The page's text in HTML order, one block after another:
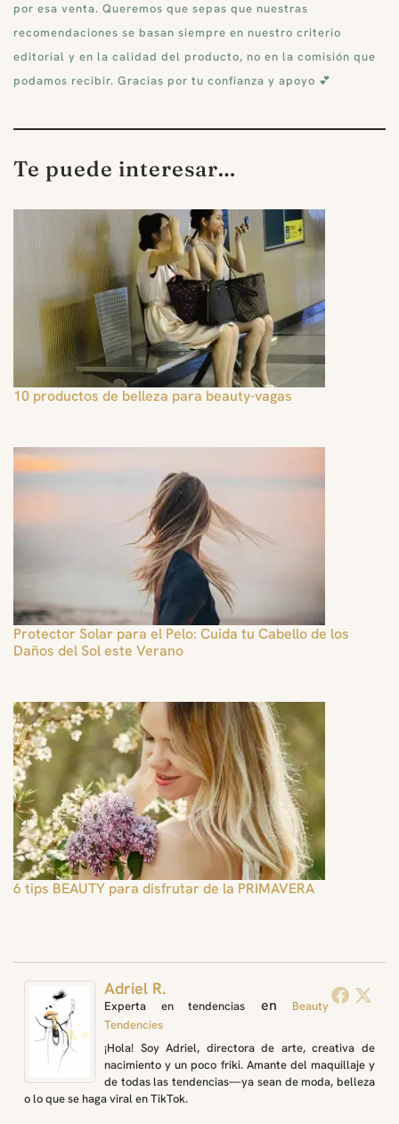
por esa venta. Queremos que sepas que nuestras
recomendaciones se basan siempre en nuestro criterio
editorial y en la calidad del producto, no en la comisión que
podamos recibir. Gracias por tu confianza y apoyo 💕
Te puede interesar…
10 productos de belleza para beauty-vagas
Protector Solar para el Pelo: Cuida tu Cabello de los
Daños del Sol este Verano
6 tips BEAUTY para disfrutar de la PRIMAVERA
Adriel R.
Experta en tendencias en
Beauty
Tendencies
¡Hola! Soy Adriel, directora de arte, creativa de
nacimiento y un poco friki. Amante del maquillaje y
de todas las tendencias—ya sean de moda, belleza
o lo que se haga viral en TikTok.